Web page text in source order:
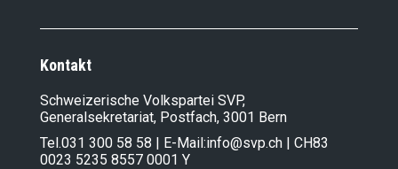
Kontakt
Schweizerische Volkspartei SVP,
Generalsekretariat, Postfach, 3001 Bern
Tel.031 300 58 58 | E-Mail:info@svp.ch | CH83
0023 5235 8557 0001 Y